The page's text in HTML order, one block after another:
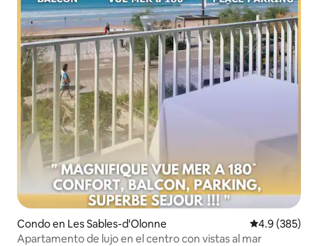
Condo en Les Sables-d'Olonne Calificación
4.9 (385)
Apartamento de lujo en el centro con vistas al mar